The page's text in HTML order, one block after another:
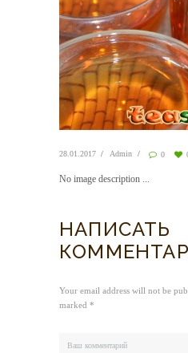
28.01.2017 Admin 0
No image description ...
НАПИСАТЬ
Your email address will not be
marked *